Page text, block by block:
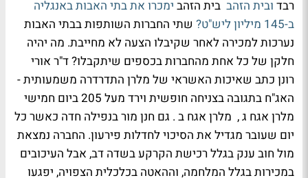
רבד ובית הזהב בית הזהב ימכרו את בתי האבות באנגליה
ב-145 מיליון ליש"ט?
שתי החברות השותפות בבתי האבות
נערכות למכירה לאחר שקיבלו הצעה לא מחייבת. מה יהיה
חלקן של כל אחת מהחברות בכספים שיתקבלו? ד"ר אורי
רונן כתב שאיכות האשראי של מלרן התדרדרה משמעותית -
האג"ח בתגובה בצניחה חופשית וירד מעל 205 ביום חמישי
מלרן אגח ג , מלרן אגח ב . גם חנן מור בנפילה חדה כאשר כל
יום שעובר מגדיל את הסיכוי לחדלות פירעון. החברה נמצאת
מול חוב ענק בגלל רכישת הקרקע בשדה דב, אבל העיכובים
במכירות בגלל המלחמה, וההאטה בכלכלית הצפויה, יפגעו